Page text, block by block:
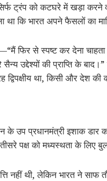
ट्रंप को कटघरे में खड़ा करने
था कि भारत अपने फैसलों का
फिर से स्पष्ट कर देना
सैन्य उद्देश्यों की प्राप्ति के
द्विपक्षीय था, किसी और देश की
के उप प्रधानमंत्री इशाक
पक्ष को मध्यस्थता के लिए
नहीं थी, लेकिन भारत ने साफ